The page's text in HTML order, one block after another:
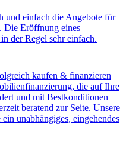
und einfach die Angebote für
Die Eröffnung eines
der Regel sehr einfach.
kaufen & finanzieren
die auf Ihre
und mit Bestkonditionen
beratend zur Seite. Unsere
unabhängiges, eingehendes